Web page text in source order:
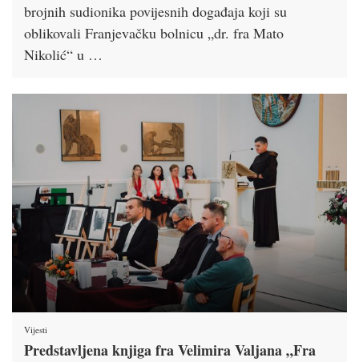
brojnih sudionika povijesnih događaja koji su
oblikovali Franjevačku bolnicu „dr. fra Mato
Nikolić“ u …
Vijesti
Predstavljena knjiga fra Velimira Valjana „Fra